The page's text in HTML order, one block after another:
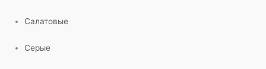
Салатовые
Серые